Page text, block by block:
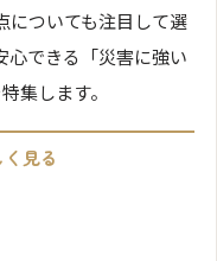
についても注目して選
心できる「災害に強い
集します。
見る